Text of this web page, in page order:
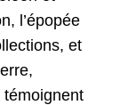
l’épopée
et
témoignent